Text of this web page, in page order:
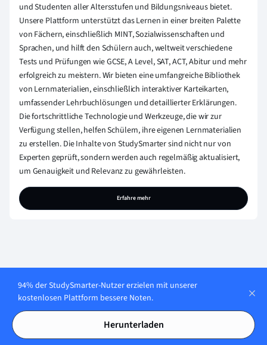
und Studenten aller Altersstufen und Bildungsniveaus bietet.
Unsere Plattform unterstützt das Lernen in einer breiten Palette
von Fächern, einschließlich MINT, Sozialwissenschaften und
Sprachen, und hilft den Schülern auch, weltweit verschiedene
Tests und Prüfungen wie GCSE, A Level, SAT, ACT, Abitur und mehr
erfolgreich zu meistern. Wir bieten eine umfangreiche Bibliothek
von Lernmaterialien, einschließlich interaktiver Karteikarten,
umfassender Lehrbuchlösungen und detaillierter Erklärungen.
Die fortschrittliche Technologie und Werkzeuge, die wir zur
Verfügung stellen, helfen Schülern, ihre eigenen Lernmaterialien
zu erstellen. Die Inhalte von StudySmarter sind nicht nur von
Experten geprüft, sondern werden auch regelmäßig aktualisiert,
um Genauigkeit und Relevanz zu gewährleisten.
Erfahre mehr
Lerne jederzeit. Lerne
überall. Auf allen
94% der StudySmarter-Nutzer erzielen mit unserer
kostenlosen Plattform bessere Noten.
Herunterladen